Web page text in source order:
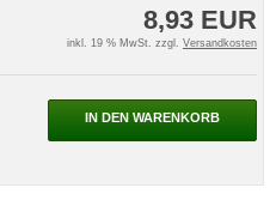
8,93 EUR
inkl. 19 % MwSt. zzgl. Versandkosten
IN DEN WARENKORB